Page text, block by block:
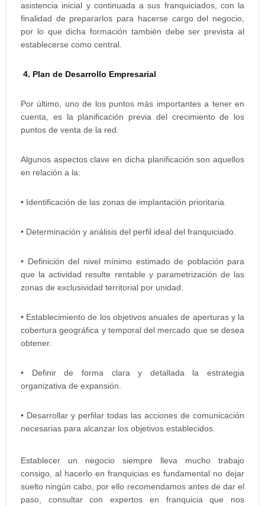
asistencia inicial y continuada a sus franquiciados, con la
finalidad de prepararlos para hacerse cargo del negocio,
por lo que dicha formación también debe ser prevista al
establecerse como central.
4. Plan de Desarrollo Empresarial
Por último, uno de los puntos más importantes a tener en
cuenta, es la planificación previa del crecimiento de los
puntos de venta de la red.
Algunos aspectos clave en dicha planificación son aquellos
en relación a la:
• Identificación de las zonas de implantación prioritaria.
• Determinación y análisis del perfil ideal del franquiciado.
• Definición del nivel mínimo estimado de población para
que la actividad resulte rentable y parametrización de las
zonas de exclusividad territorial por unidad.
• Establecimiento de los objetivos anuales de aperturas y la
cobertura geográfica y temporal del mercado que se desea
obtener.
• Definir de forma clara y detallada la estrategia
organizativa de expansión.
• Desarrollar y perfilar todas las acciones de comunicación
necesarias para alcanzar los objetivos establecidos.
Establecer un negocio siempre lleva mucho trabajo
consigo, al hacerlo en franquicias es fundamental no dejar
suelto ningún cabo, por ello recomendamos antes de dar el
paso, consultar con expertos en franquicia que nos